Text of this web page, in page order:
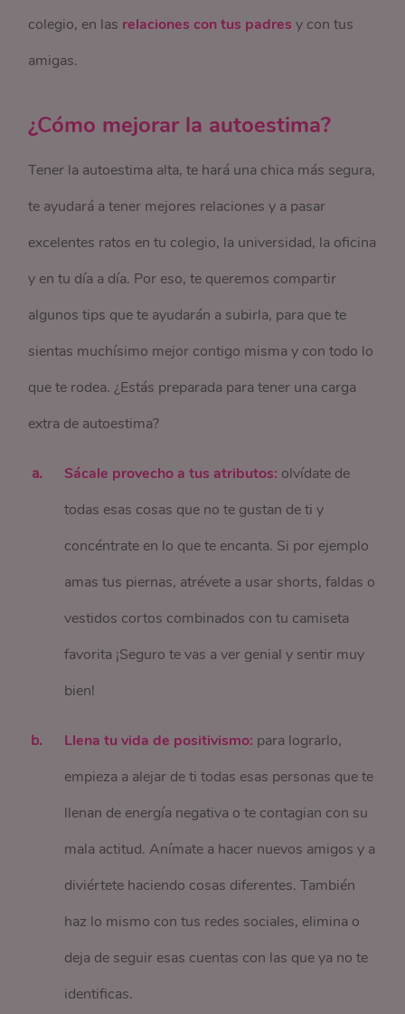
colegio, en las relaciones con tus padres y con tus
amigas.
¿Cómo mejorar la autoestima?
Tener la autoestima alta, te hará una chica más segura,
te ayudará a tener mejores relaciones y a pasar
excelentes ratos en tu colegio, la universidad, la oficina
y en tu día a día. Por eso, te queremos compartir
algunos tips que te ayudarán a subirla, para que te
sientas muchísimo mejor contigo misma y con todo lo
que te rodea. ¿Estás preparada para tener una carga
extra de autoestima?
Sácale provecho a tus atributos: olvídate de
todas esas cosas que no te gustan de ti y
concéntrate en lo que te encanta. Si por ejemplo
amas tus piernas, atrévete a usar shorts, faldas o
vestidos cortos combinados con tu camiseta
favorita ¡Seguro te vas a ver genial y sentir muy
bien!
Llena tu vida de positivismo: para lograrlo,
empieza a alejar de ti todas esas personas que te
llenan de energía negativa o te contagian con su
mala actitud. Anímate a hacer nuevos amigos y a
diviértete haciendo cosas diferentes. También
haz lo mismo con tus redes sociales, elimina o
deja de seguir esas cuentas con las que ya no te
identificas.